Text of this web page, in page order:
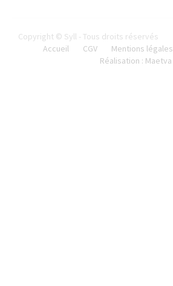
Copyright © Syll - Tous droits réservés
Accueil
CGV Mentions légales
Réalisation : Maetva